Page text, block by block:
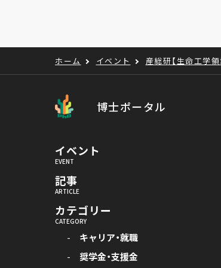
ホーム イベント 産総研【生命工学
博士ポータル
イベント
記事
カテゴリー
キャリア・就職
奨学金・支援金